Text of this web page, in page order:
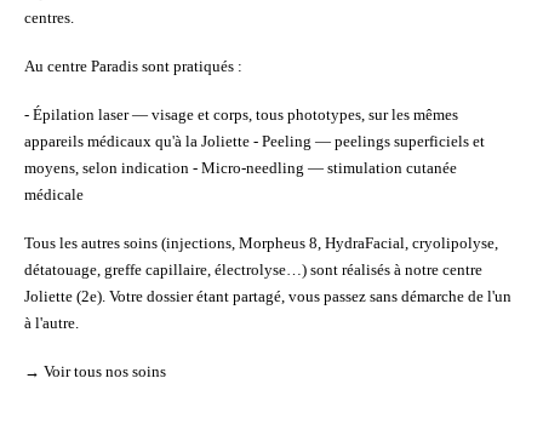
centres.
Au centre Paradis sont pratiqués :
- Épilation laser— visage et corps, tous phototypes, sur les mêmes
appareils médicaux qu'à la Joliette - Peeling — peelings superficiels et
moyens, selon indication - Micro-needling — stimulation cutanée
médicale
Tous les autres soins (injections, Morpheus 8, HydraFacial, cryolipolyse,
détatouage, greffe capillaire, électrolyse…) sont réalisés à notre centre
Joliette (2e). Votre dossier étant partagé, vous passez sans démarche de l'un
à l'autre.
→ Voir tous nos soins